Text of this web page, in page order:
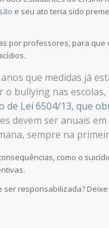
e seu ato teria sido
por professores, para
que medidas já
bullying nas escolas,
de Lei 6504/13, que
devem ser anuais
sempre na
como o
ser responsabilizada?